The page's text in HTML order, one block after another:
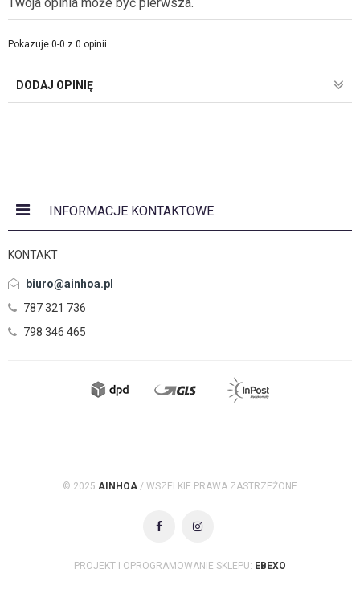
Pokazuje 0-0 z 0 opinii
DODAJ OPINIĘ
INFORMACJE KONTAKTOWE
KONTAKT
biuro@ainhoa.pl
787 321 736
798 346 465
© 2025 AINHOA / WSZELKIE PRAWA ZASTRZEŻONE
PROJEKT I OPROGRAMOWANIE SKLEPU: EBEXO